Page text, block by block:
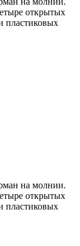
открытых
пластиковых
на молнии.
открытых
пластиковых